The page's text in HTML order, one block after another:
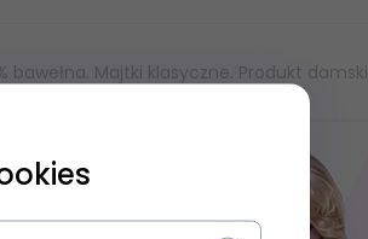
bawełna. Majtki klasyczne. Produkt damski.